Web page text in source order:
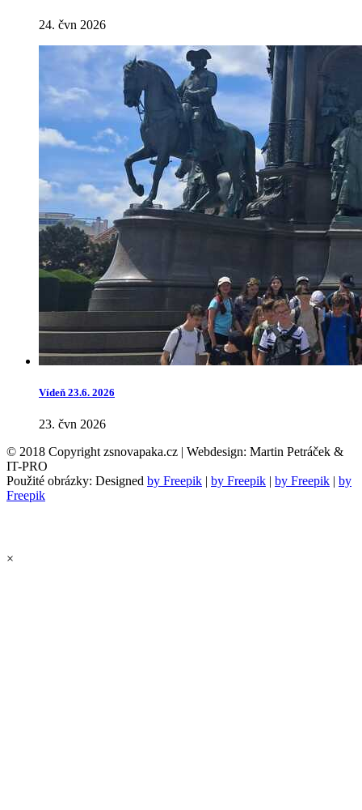
24. čvn 2026
Vídeň 23.6. 2026
23. čvn 2026
© 2018 Copyright zsnovapaka.cz | Webdesign: Martin Petráček &
IT-PRO
Použité obrázky: Designed by Freepik | by Freepik | by Freepik | by
Freepik
×